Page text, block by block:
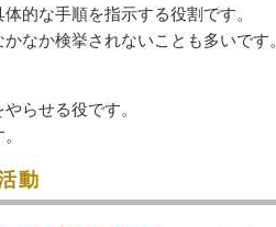
的な手順を指示する役割です。
なか検挙されないことも多いです。
らせる役です。
動